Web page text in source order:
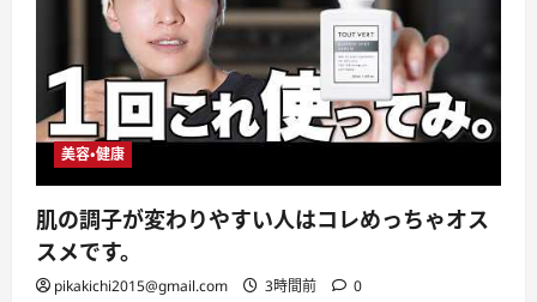
美容・健康
肌の調子が変わりやすい人はコレめっちゃオス
スメです。
pikakichi2015@gmail.com 3時間前 0